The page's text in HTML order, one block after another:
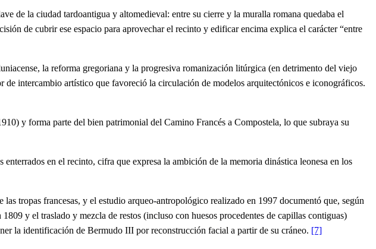
de la ciudad tardoantigua y altomedieval: entre su cierre y la muralla romana quedaba el
de cubrir ese espacio para aprovechar el recinto y edificar encima explica el carácter “entre
la reforma gregoriana y la progresiva romanización litúrgica (en detrimento del viejo
intercambio artístico que favoreció la circulación de modelos arquitectónicos e iconográficos.
y forma parte del bien patrimonial del Camino Francés a Compostela, lo que subraya su
en el recinto, cifra que expresa la ambición de la memoria dinástica leonesa en los
tropas francesas, y el estudio arqueo‑antropológico realizado en 1997 documentó que, según
y el traslado y mezcla de restos (incluso con huesos procedentes de capillas contiguas)
la identificación de Bermudo III por reconstrucción facial a partir de su cráneo. [7]